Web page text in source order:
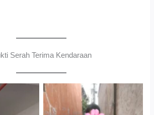
Serah Terima Kendaraan